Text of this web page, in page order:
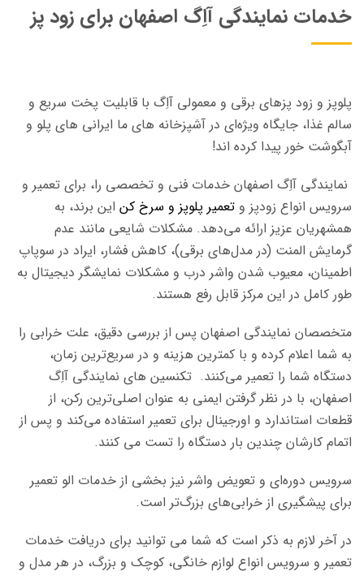
خدمات نمایندگی آاِگ اصفهان برای زود پز
پلوپز و زود پزهای برقی و معمولی آاِگ با قابلیت پخت سریع و
سالم غذا، جایگاه ویژه‌ای در آشپزخانه های ما ایرانی های پلو و
آبگوشت خور پیدا کرده اند!
نمایندگی آاِگ اصفهان خدمات فنی و تخصصی را، برای تعمیر و
سرویس انواع زودپز و تعمیر پلوپز و سرخ کن این برند، به
همشهریان عزیز ارائه می‌دهد. مشکلات شایعی مانند عدم
گرمایش المنت (در مدل‌های برقی)، کاهش فشار، ایراد در سوپاپ
اطمینان، معیوب شدن واشر درب و مشکلات نمایشگر دیجیتال به
طور کامل در این مرکز قابل رفع هستند.
متخصصان نمایندگی اصفهان پس از بررسی دقیق، علت خرابی را
به شما اعلام کرده و با کمترین هزینه و در سریع‌ترین زمان،
دستگاه شما را تعمیر می‌کنند. تکنسین های نمایندگی آاِگ
اصفهان، با در نظر گرفتن ایمنی به عنوان اصلی‌ترین رکن، از
قطعات استاندارد و اورجینال برای تعمیر استفاده می‌کند و پس از
اتمام کارشان چندین بار دستگاه را تست می کنند.
سرویس دوره‌ای و تعویض واشر نیز بخشی از خدمات الو تعمیر
برای پیشگیری از خرابی‌های بزرگ‌تر است.
در آخر لازم به ذکر است که شما می توانید برای دریافت خدمات
تعمیر و سرویس انواع لوازم خانگی، کوچک و بزرگ، در هر مدل و